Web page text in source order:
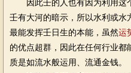
因此壬的人也有因为利用这个
壬有大河的暗示，所以水利或水
最能发挥壬日生的本能，虽然运
的优点超群，因此在任何行业
质是如流水般运用、流通金钱。